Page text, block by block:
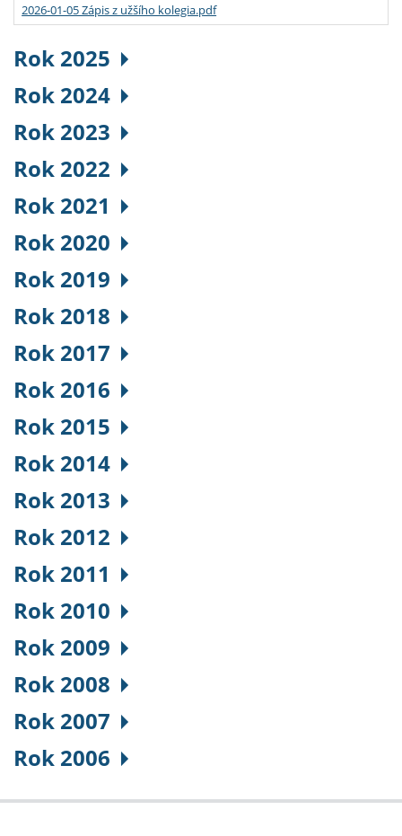
2026-01-05 Zápis z užšího kolegia.pdf
Rok 2025
Rok 2024
Rok 2023
Rok 2022
Rok 2021
Rok 2020
Rok 2019
Rok 2018
Rok 2017
Rok 2016
Rok 2015
Rok 2014
Rok 2013
Rok 2012
Rok 2011
Rok 2010
Rok 2009
Rok 2008
Rok 2007
Rok 2006